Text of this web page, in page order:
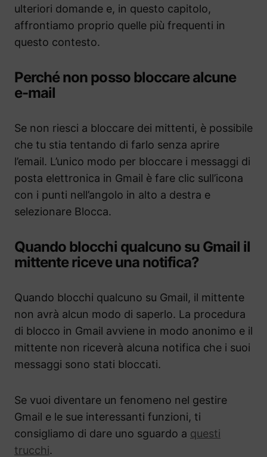
ulteriori domande e, in questo capitolo,
affrontiamo proprio quelle più frequenti in
questo contesto.
Perché non posso bloccare alcune
e-mail
Se non riesci a bloccare dei mittenti, è possibile
che tu stia tentando di farlo senza aprire
l’email. L’unico modo per bloccare i messaggi di
posta elettronica in Gmail è fare clic sull’icona
con i punti nell’angolo in alto a destra e
selezionare Blocca.
Quando blocchi qualcuno su Gmail il
mittente riceve una notifica?
Quando blocchi qualcuno su Gmail, il mittente
non avrà alcun modo di saperlo. La procedura
di blocco in Gmail avviene in modo anonimo e il
mittente non riceverà alcuna notifica che i suoi
messaggi sono stati bloccati.
Se vuoi diventare un fenomeno nel gestire
Gmail e le sue interessanti funzioni, ti
consigliamo di dare uno sguardo a questi
trucchi.